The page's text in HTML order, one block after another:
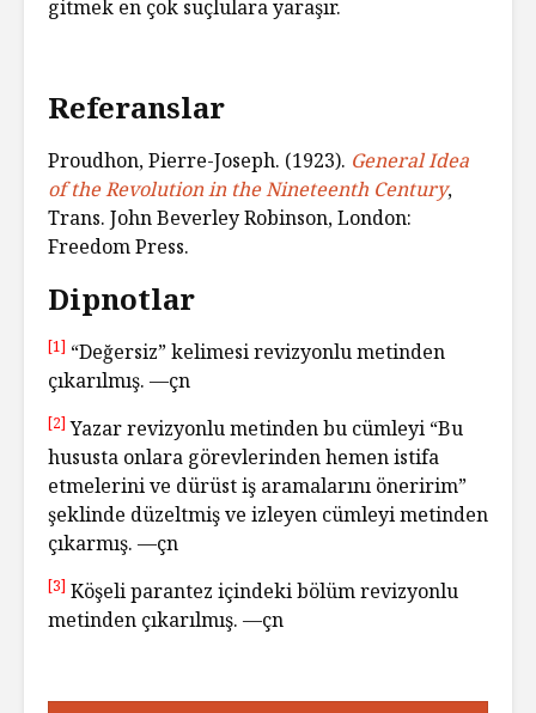
gitmek en çok suçlulara yaraşır.
Referanslar
Proudhon, Pierre-Joseph. (1923). General Idea
of the Revolution in the Nineteenth Century,
Trans. John Beverley Robinson, London:
Freedom Press.
Dipnotlar
[1] “Değersiz” kelimesi revizyonlu metinden
çıkarılmış. —çn
[2] Yazar revizyonlu metinden bu cümleyi “Bu
hususta onlara görevlerinden hemen istifa
etmelerini ve dürüst iş aramalarını öneririm”
şeklinde düzeltmiş ve izleyen cümleyi metinden
çıkarmış. —çn
[3] Köşeli parantez içindeki bölüm revizyonlu
metinden çıkarılmış. —çn